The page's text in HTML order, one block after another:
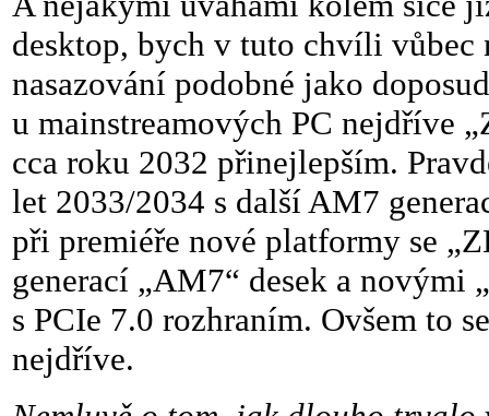
desktop, bych v tuto chvíli vůbec
nasazování podobné jako
u mainstreamových PC nejdříve
cca roku 2032 přinejlepším.
let 2033/2034 s další AM7
při premiéře nové platformy se
generací „AM7“ desek a novými
s PCIe 7.0 rozhraním. Ovšem to
nejdříve.